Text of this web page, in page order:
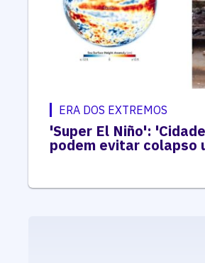
ERA DOS EXTREMOS
'Super El Niño':
podem evitar colapso